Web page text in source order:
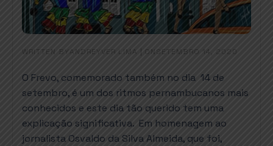
WRITTEN BYANDREYVER LIMA ON SETEMBRO 14, 2020
O Frevo, comemorado também no dia 14 de
setembro, é um dos ritmos pernambucanos mais
conhecidos e este dia tão querido tem uma
explicação significativa. Em homenagem ao
jornalista Osvaldo da Silva Almeida, que foi,